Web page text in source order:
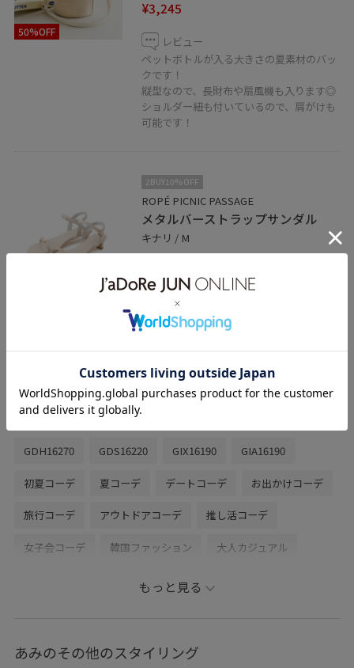
50%OFF
¥3,245
レビュー
ペットボトルが入る大きさの夏素材のバッ
クです！
縦型なので、長財布や扇風機も入ります◎
ショルダー紐も付いているので、肩がけも
可能です！
2BUY10%OFF
ROPÉ PICNIC PASSAGE
メタルバーストラップサンダル
キナリ / M
¥3,568
レビュー
足元のメタルバーが、上品な足元にしてく
れます！
ルトで調整も可能なので長時間履いても疲
れにくいのがポイント◎
関連タグ
GDH16270 GDS16220 GIX16190 GIA16190
初夏コーデ 夏コーデ デートコーデ お出かけコーデ
旅行コーデ アウトドアコーデ 推し活コーデ
女子会コーデ 韓国ファッション 大人カジュアル
体型カバー カジュアルコーデ
もっと見る
あみのその他のスタイリング